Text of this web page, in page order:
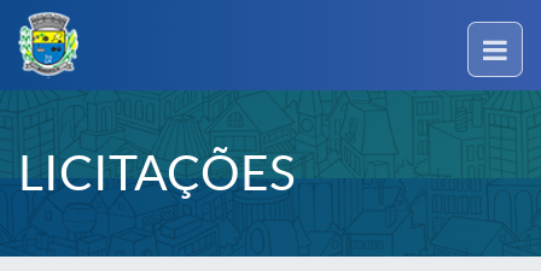
LICITAÇÕES